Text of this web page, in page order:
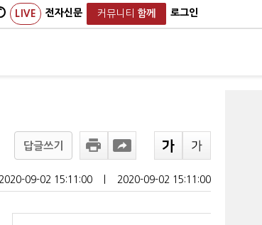
LIVE 전자신문 커뮤니티 함께 로그인
답글쓰기
2020-09-02 15:11:00 2020-09-02 15:11:00